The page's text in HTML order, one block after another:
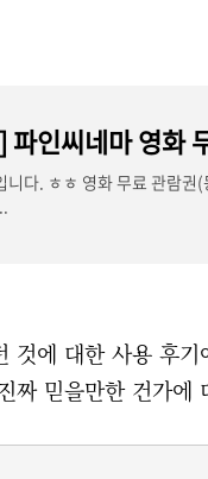
인씨네마 영화
니다. ㅎㅎ 영화 무료 관람
것에 대한 사용 후
짜 믿을만한 건가에